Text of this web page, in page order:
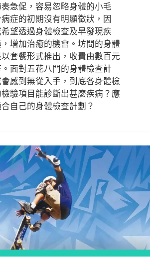
急促，容易忽略身體的小毛
症的初期沒有明顯徵狀，因
望透過身體檢查及早發現疾
增加治癒的機會。坊間的身體
套餐形式推出，收費由數百元
面對五花八門的身體檢查計
感到無從入手，到底各身體檢
驗項目能診斷出甚麼疾病？應
自己的身體檢查計劃？